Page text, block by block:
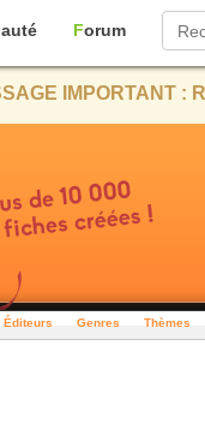
Forum
IMPORTANT :
Éditeurs Genres Thèmes